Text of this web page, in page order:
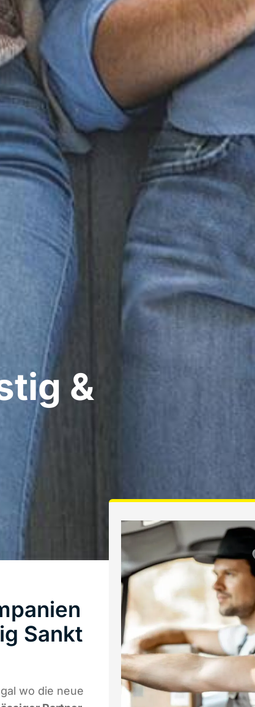
&
Sankt
wo die neue